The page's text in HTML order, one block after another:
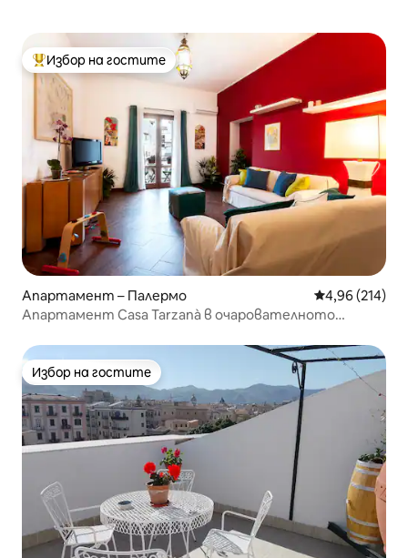
Най-популярен избор на гостите
Избор на гостите
Апартамент – Палермо Средна
4,96 (214)
Апартамент Casa Tarzanà в очарователното
Избор на гостите
Избор на гостите